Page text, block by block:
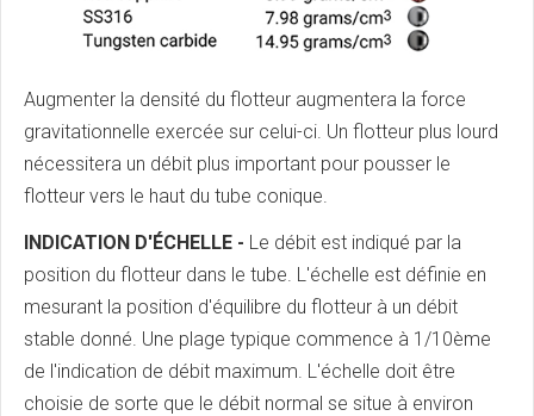
Augmenter la densité du flotteur augmentera la force
gravitationnelle exercée sur celui-ci. Un flotteur plus lourd
nécessitera un débit plus important pour pousser le
flotteur vers le haut du tube conique.
INDICATION D'ÉCHELLE - Le débit est indiqué par la
position du flotteur dans le tube. L'échelle est définie en
mesurant la position d'équilibre du flotteur à un débit
stable donné. Une plage typique commence à 1/10ème
de l'indication de débit maximum. L'échelle doit être
choisie de sorte que le débit normal se situe à environ